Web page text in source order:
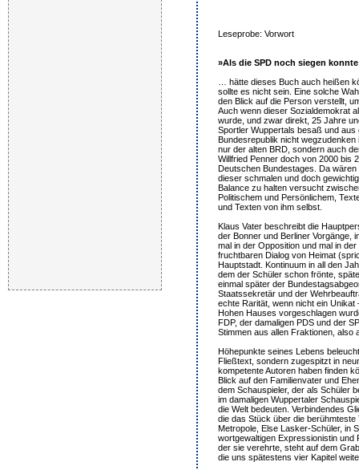
Leseprobe: Vorwort
»Als die SPD noch siegen
… hätte dieses Buch auch heißen
sollte es nicht sein. Eine solche
den Blick auf die Person verstellt,
Auch wenn dieser Sozialdemokrat
wurde, und zwar direkt, 25 Jahre
Sportler Wuppertals besaß und aus
Bundesrepublik nicht
nur der alten BRD, sondern auch
Willfried Penner doch von 2000 bis
Deutschen Bundestages. Da
dieser schmalen und doch
Balance zu halten versucht
Politischem und Persönlichem,
und Texten von ihm selbst.
Klaus Vater beschreibt die
der Bonner und Berliner Vorgänge,
mal in der Opposition und mal in
fruchtbaren Dialog von Heimat
Hauptstadt. Kontinuum in all den
dem der Schüler schon frönte,
einmal später der
Staatssekretär und der
echte Rarität, wenn nicht ein
Hohen Hauses vorgeschlagen
FDP, der damaligen PDS und der
Stimmen aus allen Fraktionen, also
Höhepunkte seines Lebens
Fließtext, sondern zugespitzt in
kompetente Autoren haben finden
Blick auf den Familienvater und
dem Schauspieler, der als Schüler
im damaligen Wuppertaler
die Welt bedeuten. Verbindendes
die das Stück über die
Metropole, Else Lasker-Schüler, in
wortgewaltigen Expressionistin und
der sie verehrte, steht auf dem
die uns spätestens vier Kapitel